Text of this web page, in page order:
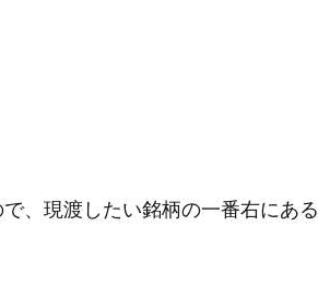
、現渡したい銘柄の一番右にある